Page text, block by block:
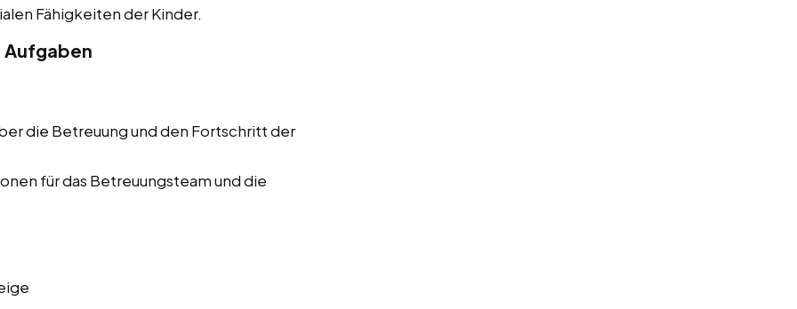
Fähigkeiten der Kinder.
die Betreuung und den Fortschritt der
für das Betreuungsteam und die